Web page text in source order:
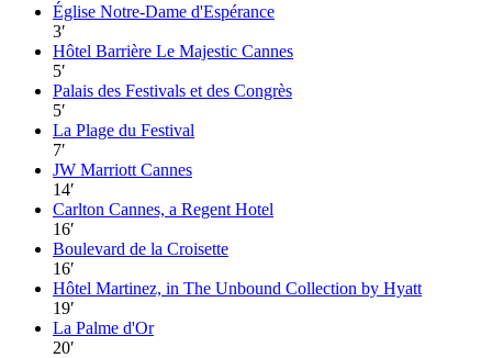
Église Notre-Dame d'Espérance
3′
Hôtel Barrière Le Majestic Cannes
5′
Palais des Festivals et des Congrès
5′
La Plage du Festival
7′
JW Marriott Cannes
14′
Carlton Cannes, a Regent Hotel
16′
Boulevard de la Croisette
16′
Hôtel Martinez, in The Unbound Collection by Hyatt
19′
La Palme d'Or
20′